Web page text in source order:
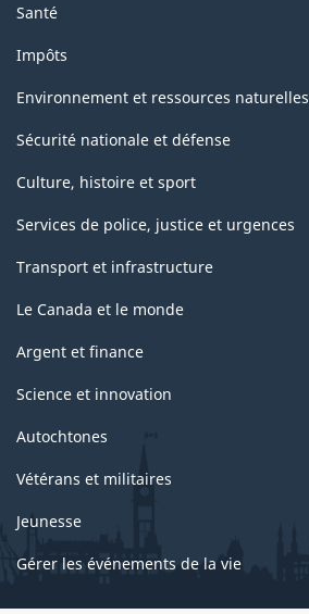
Santé
Impôts
Environnement et ressources naturelles
Sécurité nationale et défense
Culture, histoire et sport
Services de police, justice et urgences
Transport et infrastructure
Le Canada et le monde
Argent et finance
Science et innovation
Autochtones
Vétérans et militaires
Jeunesse
Gérer les événements de la vie